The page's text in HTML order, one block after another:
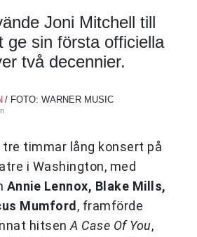
Joni Mitchell till
ge sin första officiella
två decennier.
/ FOTO: WARNER MUSIC
tre timmar lång konsert på
i Washington, med
Annie Lennox, Blake Mills,
Mumford , framförde
hitsen A Case Of You,